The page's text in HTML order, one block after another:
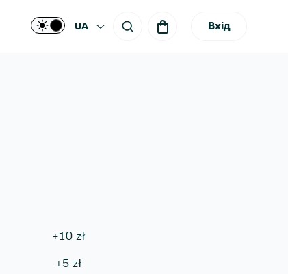
UA Вхід
+10 zł
+5 zł